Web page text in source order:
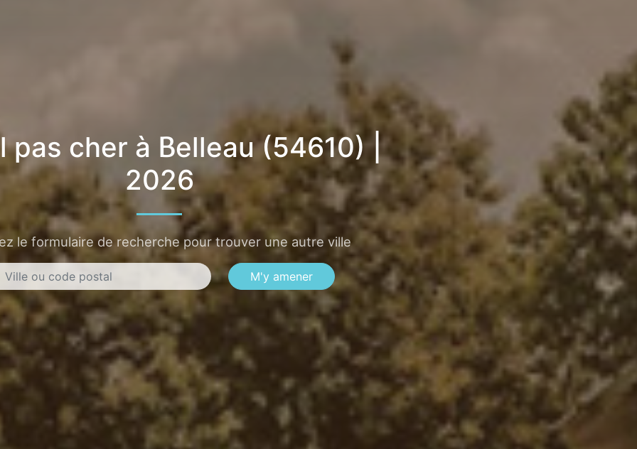
pas cher à Belleau (54610) |
2026
le formulaire de recherche pour trouver une autre ville
M'y amener